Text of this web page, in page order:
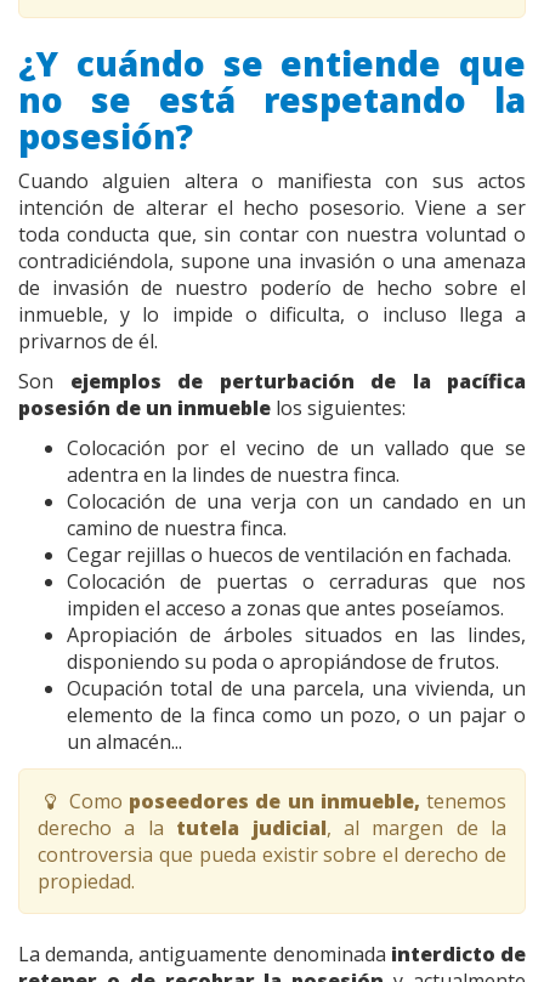
¿Y cuándo se entiende que
no se está respetando la
posesión?
Cuando alguien altera o manifiesta con sus actos
intención de alterar el hecho posesorio. Viene a ser
toda conducta que, sin contar con nuestra voluntad o
contradiciéndola, supone una invasión o una amenaza
de invasión de nuestro poderío de hecho sobre el
inmueble, y lo impide o dificulta, o incluso llega a
privarnos de él.
Son ejemplos de perturbación de la pacífica
posesión de un inmueble los siguientes:
Colocación por el vecino de un vallado que se
adentra en la lindes de nuestra finca.
Colocación de una verja con un candado en un
camino de nuestra finca.
Cegar rejillas o huecos de ventilación en fachada.
Colocación de puertas o cerraduras que nos
impiden el acceso a zonas que antes poseíamos.
Apropiación de árboles situados en las lindes,
disponiendo su poda o apropiándose de frutos.
Ocupación total de una parcela, una vivienda, un
elemento de la finca como un pozo, o un pajar o
un almacén...
Como poseedores de un inmueble, tenemos
derecho a la tutela judicial, al margen de la
controversia que pueda existir sobre el derecho de
propiedad.
La demanda, antiguamente denominada interdicto de